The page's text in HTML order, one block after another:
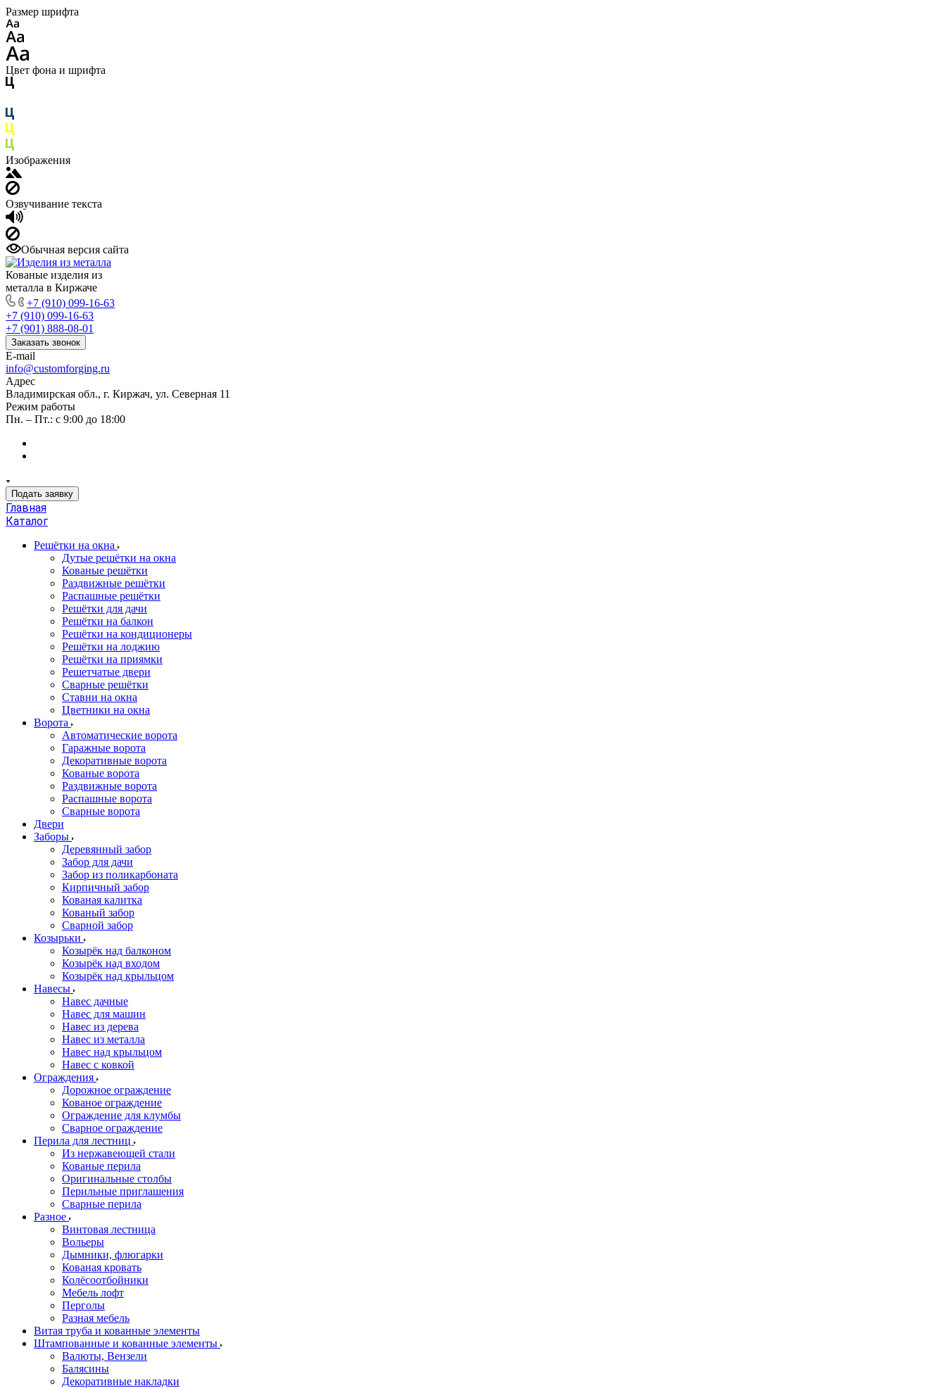
Размер шрифта
Цвет фона и шрифта
Изображения
Озвучивание текста
Обычная версия сайта
Кованые изделия из
металла в Киржаче
+7 (910) 099-16-63
+7 (910) 099-16-63
+7 (901) 888-08-01
Заказать звонок
E-mail
info@customforging.ru
Адрес
Владимирская обл., г. Киржач, ул. Северная 11
Режим работы
Пн. – Пт.: с 9:00 до 18:00
Подать заявку
Главная
Каталог
Решётки на окна
Дутые решётки на окна
Кованые решётки
Раздвижные решётки
Распашные решётки
Решётки для дачи
Решётки на балкон
Решётки на кондиционеры
Решётки на лоджию
Решётки на приямки
Решетчатые двери
Сварные решётки
Ставни на окна
Цветники на окна
Ворота
Автоматические ворота
Гаражные ворота
Декоративные ворота
Кованые ворота
Раздвижные ворота
Распашные ворота
Сварные ворота
Двери
Заборы
Деревянный забор
Забор для дачи
Забор из поликарбоната
Кирпичный забор
Кованая калитка
Кованый забор
Сварной забор
Козырьки
Козырёк над балконом
Козырёк над входом
Козырёк над крыльцом
Навесы
Навес дачные
Навес для машин
Навес из дерева
Навес из металла
Навес над крыльцом
Навес с ковкой
Ограждения
Дорожное ограждение
Кованое ограждение
Ограждение для клумбы
Сварное ограждение
Перила для лестниц
Из нержавеющей стали
Кованые перила
Оригинальные столбы
Перильные приглашения
Сварные перила
Разное
Винтовая лестница
Вольеры
Дымники, флюгарки
Кованая кровать
Колёсоотбойники
Мебель лофт
Перголы
Разная мебель
Витая труба и кованные элементы
Штампованные и кованные элементы
Валюты, Вензели
Балясины
Декоративные накладки